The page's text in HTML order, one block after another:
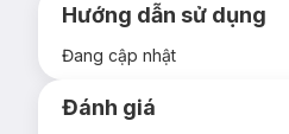
Hướng dẫn sử dụng
Đang cập nhật
Đánh giá